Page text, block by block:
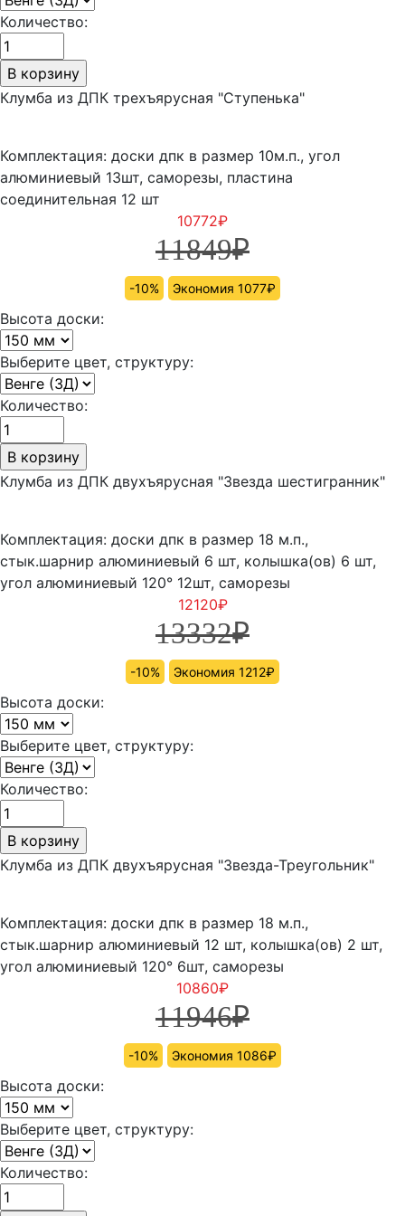
Количество:
Клумба из ДПК трехъярусная "Ступенька"
Комплектация: доски дпк в размер 10м.п., угол
алюминиевый 13шт, саморезы, пластина
соединительная 12 шт
10772₽
11849₽
-10% Экономия 1077₽
Высота доски:
Выберите цвет, структуру:
Количество:
Клумба из ДПК двухъярусная "Звезда шестигранник"
Комплектация: доски дпк в размер 18 м.п.,
стык.шарнир алюминиевый 6 шт, колышка(ов) 6 шт,
угол алюминиевый 120° 12шт, саморезы
12120₽
13332₽
-10% Экономия 1212₽
Высота доски:
Выберите цвет, структуру:
Количество:
Клумба из ДПК двухъярусная "Звезда-Треугольник"
Комплектация: доски дпк в размер 18 м.п.,
стык.шарнир алюминиевый 12 шт, колышка(ов) 2 шт,
угол алюминиевый 120° 6шт, саморезы
10860₽
11946₽
-10% Экономия 1086₽
Высота доски:
Выберите цвет, структуру:
Количество: